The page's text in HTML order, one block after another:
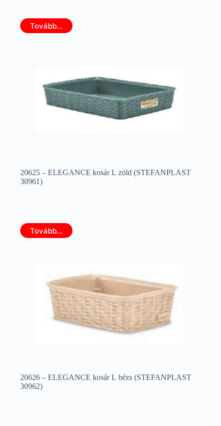
Tovább...
20625 – ELEGANCE kosár L zöld (STEFANPLAST
30961)
Tovább...
20626 – ELEGANCE kosár L bézs (STEFANPLAST
30962)